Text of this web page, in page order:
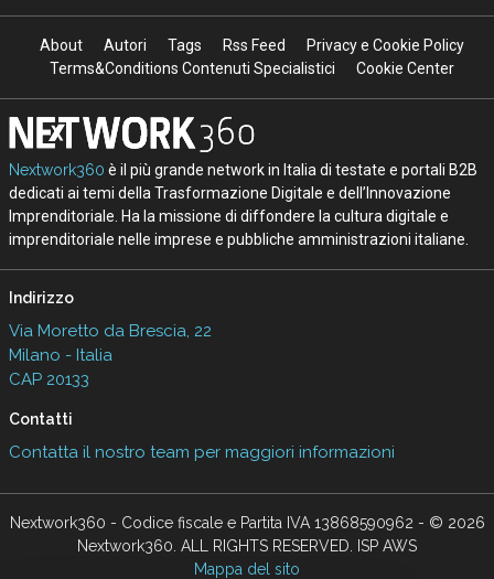
About Autori Tags Rss Feed
Privacy e Cookie Policy
Terms&Conditions Contenuti Specialistici
Cookie Center
Nextwork360 è il più grande network in Italia di testate e portali B2B
dedicati ai temi della Trasformazione Digitale e dell’Innovazione
Imprenditoriale. Ha la missione di diffondere la cultura digitale e
imprenditoriale nelle imprese e pubbliche amministrazioni italiane.
Indirizzo
Via Moretto da Brescia, 22
Milano - Italia
CAP 20133
Contatti
Contatta il nostro team per maggiori informazioni
Nextwork360 - Codice fiscale e Partita IVA 13868590962 - © 2026
Nextwork360. ALL RIGHTS RESERVED. ISP AWS
Mappa del sito